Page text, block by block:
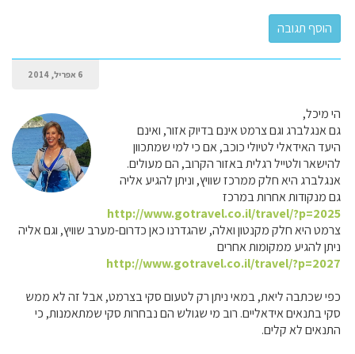
6 אפריל, 2014
הי מיכל,
גם אנגלברג וגם צרמט אינם בדיוק אזור, ואינם
היעד האידאלי לטיולי כוכב, אם כי למי שמתכוון
להישאר ולטייל רגלית באזור הקרוב, הם מעולים.
אנגלברג היא חלק ממרכז שוויץ, וניתן להגיע אליה
גם מנקודות אחרות במרכז
http://www.gotravel.co.il/travel/?p=2025
צרמט היא חלק מקנטון ואלה, שהגדרנו כאן כדרום-מערב שוויץ, וגם אליה
ניתן להגיע ממקומות אחרים
http://www.gotravel.co.il/travel/?p=2027
כפי שכתבה ליאת, במאי ניתן רק לטעום סקי בצרמט, אבל זה לא ממש
סקי בתנאים אידאליים. רוב מי שגולש הם נבחרות סקי שמתאמנות, כי
התנאים לא קלים.